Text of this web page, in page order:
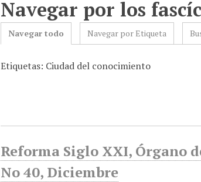
Navegar por los
Navegar todo Navegar por Etiqueta
Etiquetas: Ciudad del conocimiento
Reforma Siglo XXI, Órgano
No 40, Diciembre